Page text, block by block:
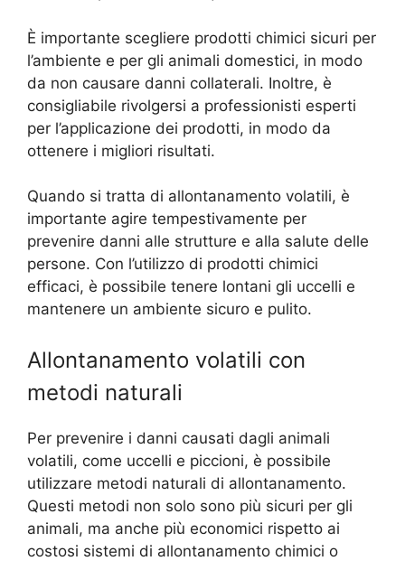
È importante scegliere prodotti chimici sicuri per
l’ambiente e per gli animali domestici, in modo
da non causare danni collaterali. Inoltre, è
consigliabile rivolgersi a professionisti esperti
per l’applicazione dei prodotti, in modo da
ottenere i migliori risultati.
Quando si tratta di allontanamento volatili, è
importante agire tempestivamente per
prevenire danni alle strutture e alla salute delle
persone. Con l’utilizzo di prodotti chimici
efficaci, è possibile tenere lontani gli uccelli e
mantenere un ambiente sicuro e pulito.
Allontanamento volatili con
metodi naturali
Per prevenire i danni causati dagli animali
volatili, come uccelli e piccioni, è possibile
utilizzare metodi naturali di allontanamento.
Questi metodi non solo sono più sicuri per gli
animali, ma anche più economici rispetto ai
costosi sistemi di allontanamento chimici o